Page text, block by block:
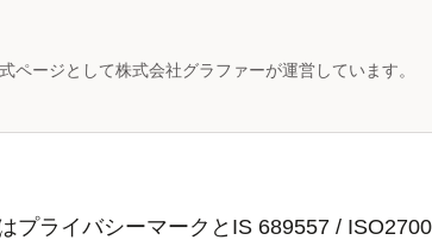
ページとして株式会社グラファーが運営しています。
プライバシーマークとIS 689557 /